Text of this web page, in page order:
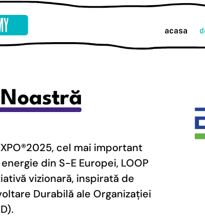
acasa
cel mai important
din S-E Europei, LOOP
vizionară, inspirată de
Durabilă ale Organizației